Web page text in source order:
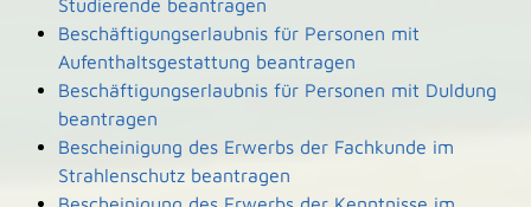
Studierende beantragen
Beschäftigungserlaubnis für Personen mit
Aufenthaltsgestattung beantragen
Beschäftigungserlaubnis für Personen mit Duldung
beantragen
Bescheinigung des Erwerbs der Fachkunde im
Strahlenschutz beantragen